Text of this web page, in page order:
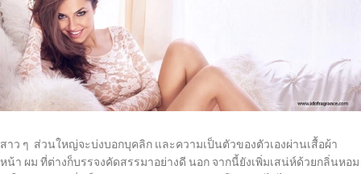
สาว ๆ ส่วนใหญ่จะบ่งบอกบุคลิก และความเป็นตัวของตัวเองผ่านเสื้อผ้า
หน้า ผม ที่ต่างก็บรรจงคัดสรรมาอย่างดี นอก จากนี้ยังเพิ่มเสน่ห์ด้วยกลิ่นหอม